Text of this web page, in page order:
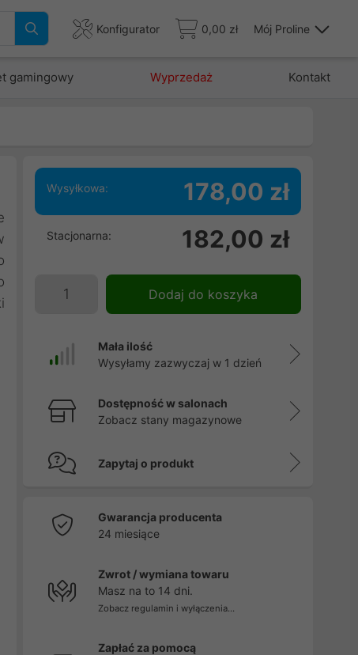
Konfigurator 0,00 zł Mój Proline
gamingowy Wyprzedaż Kontakt
Wysyłkowa: 178,00 zł
Stacjonarna: 182,00 zł
Dodaj do koszyka
Mała ilość
Wysyłamy zazwyczaj w 1 dzień
Dostępność w salonach
Zobacz stany magazynowe
Zapytaj o produkt
Gwarancja producenta
24 miesiące
Zwrot / wymiana towaru
Masz na to 14 dni.
Zobacz regulamin i wyłączenia...
Zapłać za pomocą